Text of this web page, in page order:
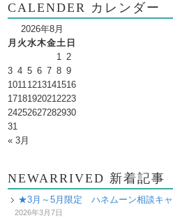
CALENDER カレンダー
2026年8月
月 火水木金土 日
1 2
3 4 5 6 7 8 9
10111213141516
17181920212223
24252627282930
31
« 3月
NEWARRIVED 新着記事
★3月～5月限定 ハネムーン相談キ
2026年3月7日